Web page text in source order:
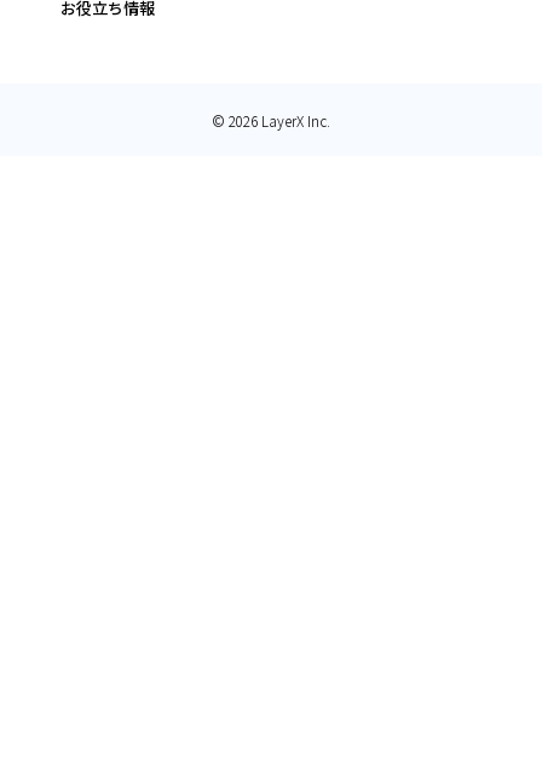
お役立ち情報
© 2026 LayerX Inc.